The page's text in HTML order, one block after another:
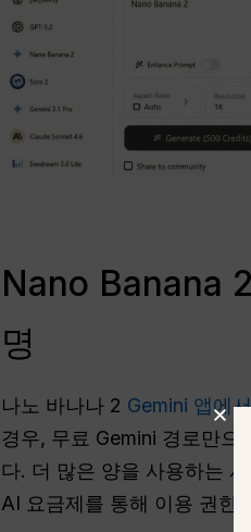
Nano Banana
명
나노 바나나 2 Gemini 앱에
경우, 무료 Gemini 경로만으
다. 더 많은 양을 사용하는
AI 요금제를 통해 이용 권한